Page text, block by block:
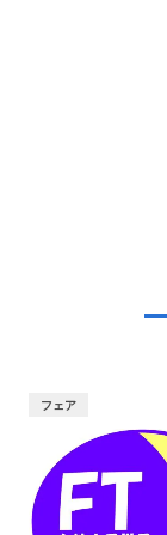
フェア